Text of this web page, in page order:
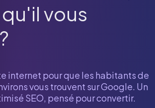
vous
internet pour que les habitants de
vous trouvent sur Google. Un
SEO, pensé pour convertir.